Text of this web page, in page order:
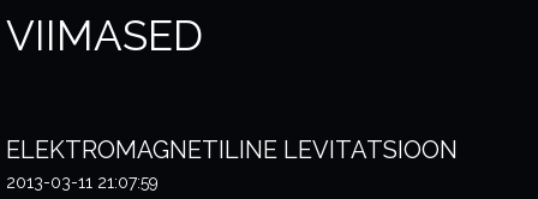
VIIMASED
ELEKTROMAGNETILINE LEVITATSIOON
2013-03-11 21:07:59